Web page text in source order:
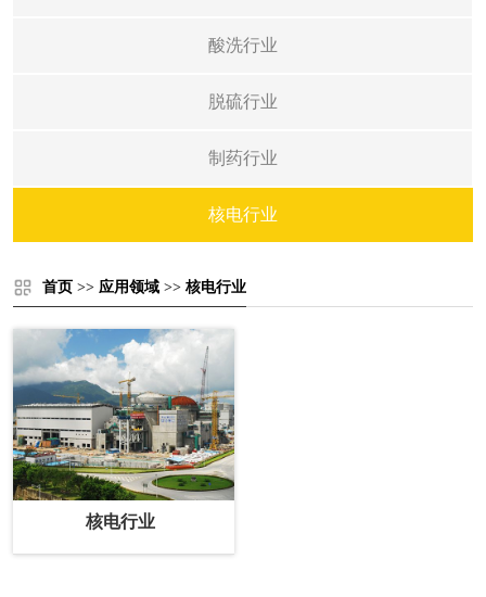
酸洗行业
脱硫行业
制药行业
核电行业
首页 >> 应用领域 >> 核电行业
核电行业